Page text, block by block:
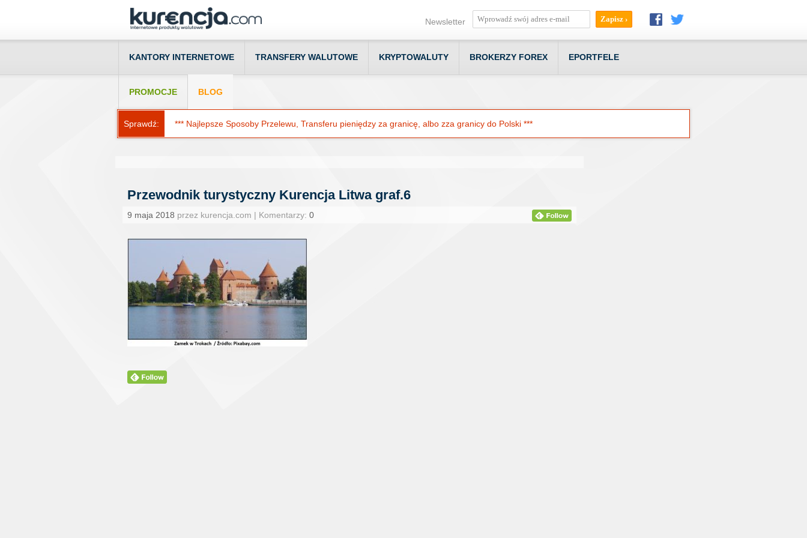
Newsletter
KANTORY INTERNETOWE TRANSFERY WALUTOWE KRYPTOWALUTY BROKERZY FOREX EPORTFELE
PROMOCJE BLOG
Sprawdź: *** Najlepsze Sposoby Przelewu, Transferu pieniędzy za granicę, albo zza granicy do Polski ***
Przewodnik turystyczny Kurencja Litwa graf.6
9 maja 2018 przez kurencja.com | Komentarzy: 0